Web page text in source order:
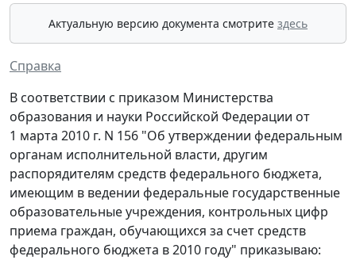
Актуальную версию документа смотрите здесь
Справка
В соответствии с приказом Министерства
образования и науки Российской Федерации от
1 марта 2010 г. N 156 "Об утверждении федеральным
органам исполнительной власти, другим
распорядителям средств федерального бюджета,
имеющим в ведении федеральные государственные
образовательные учреждения, контрольных цифр
приема граждан, обучающихся за счет средств
федерального бюджета в 2010 году" приказываю: